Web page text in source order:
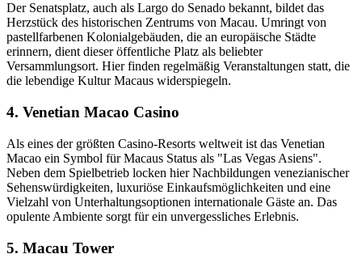
Der Senatsplatz, auch als Largo do Senado bekannt, bildet das
Herzstück des historischen Zentrums von Macau. Umringt von
pastellfarbenen Kolonialgebäuden, die an europäische Städte
erinnern, dient dieser öffentliche Platz als beliebter
Versammlungsort. Hier finden regelmäßig Veranstaltungen statt, die
die lebendige Kultur Macaus widerspiegeln.
4. Venetian Macao Casino
Als eines der größten Casino-Resorts weltweit ist das Venetian
Macao ein Symbol für Macaus Status als "Las Vegas Asiens".
Neben dem Spielbetrieb locken hier Nachbildungen venezianischer
Sehenswürdigkeiten, luxuriöse Einkaufsmöglichkeiten und eine
Vielzahl von Unterhaltungsoptionen internationale Gäste an. Das
opulente Ambiente sorgt für ein unvergessliches Erlebnis.
5. Macau Tower